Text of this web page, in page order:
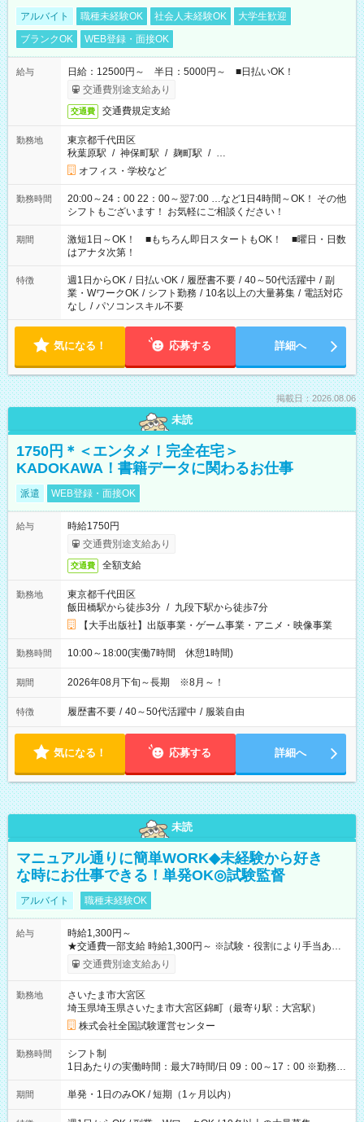
アルバイト 職種未経験OK 社会人未経験OK
大学生歓迎
ブランクOK
WEB登録・面接OK
給与
日給：12500円～ 半日：5000円～ ■日払いOK！
交通費別途支給あり
交通費 交通費規定支給
勤務地
東京都千代田区
秋葉原駅 / 神保町駅 / 麹町駅 / …
オフィス・学校など
勤務時間
20:00～24：00 22：00～翌7:00 …など1日4時間～OK！ その他
シフトもございます！ お気軽にご相談ください！
期間
激短1日～OK！ ■もちろん即日スタートもOK！ ■曜日・日数
はアナタ次第！
特徴 週1日からOK / 日払いOK / 履歴書不要 / 40～50代活躍中 / 副
業・WワークOK / シフト勤務 / 10名以上の大量募集 / 電話対応
なし / パソコンスキル不要
気になる！ 応募する 詳細へ
掲載日：2026.08.06
未読
1750円＊＜エンタメ！完全在宅＞
KADOKAWA！書籍データに関わるお仕事
派遣 WEB登録・面接OK
給与
時給1750円
交通費別途支給あり
交通費 全額支給
勤務地
東京都千代田区
飯田橋駅から徒歩3分 / 九段下駅から徒歩7分
【大手出版社】出版事業・ゲーム事業・アニメ・映像事業
勤務時間 10:00～18:00(実働7時間 休憩1時間)
期間 2026年08月下旬～長期 ※8月～！
特徴 履歴書不要 / 40～50代活躍中 / 服装自由
気になる！ 応募する 詳細へ
未読
マニュアル通りに簡単WORK◆未経験から好き
な時にお仕事できる！単発OK◎試験監督
アルバイト 職種未経験OK
給与
時給1,300円～
★交通費一部支給 時給1,300円～ ※試験・役割により手当あり
※勤務回数により昇給あり 【即給（前払い）オプションあ
り！】 希望される場合、勤務から1週間ほどで給与の一部を受け
例】 ・河合塾模擬試験 8:30～17:30（休憩1時間） 時給1,300円
×8時間＝日収10,400円＋交通費 ※当日の役割により時給＋100
円の場合あり ・国家試験 7:00～13:30（休憩なし） 時給1,300
円（役割手当＋100円）×6時間＝日収8,400円＋交通費 【試用期
間】試用期間なし
交通費別途支給あり
勤務地
さいたま市大宮区
埼玉県埼玉県さいたま市大宮区錦町（最寄り駅：大宮駅）
株式会社全国試験運営センター
勤務時間
シフト制
1日あたりの実働時間：最大7時間/日 09：00～17：00 ※勤務時
間は 試験により異なります。
期間 単発・1日のみOK / 短期（1ヶ月以内）